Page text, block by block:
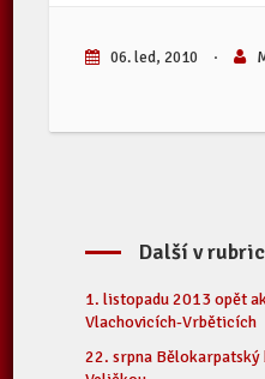
06. led, 2010 ·
Další v
1. listopadu 2013 opět
Vlachovicích-Vrběticích
22. srpna Bělokarpatský